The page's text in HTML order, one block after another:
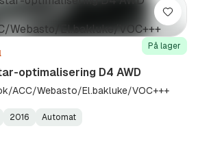
På lager
optimalisering D4 AWD
ACC/Webasto/El.bakluke/VOC+++
2016
Automat
Lagre